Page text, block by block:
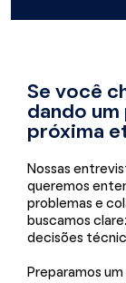
Se você
dando
próxima
Nossas
queremos
problemas e
buscamos
decisões
Preparamos